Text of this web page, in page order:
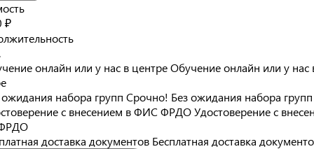
₽
Обучение онлайн или у нас
Срочно! Без ожидания набора групп
Удостоверение с
Бесплатная доставка